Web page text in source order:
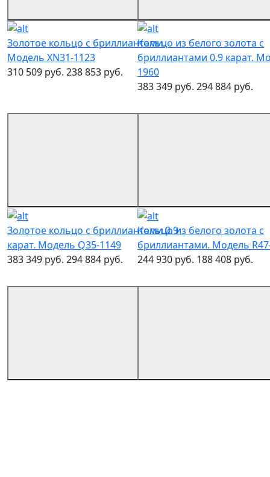
Золотое кольцо с бриллиантами.
Модель XN31-1123
310 509 руб. 238 853 руб.
Кольцо из белого золота с
бриллиантами 0.9 карат.
1960
383 349 руб. 294 884 руб.
Золотое кольцо с бриллиантами 0.9
карат. Модель Q35-1149
383 349 руб. 294 884 руб.
Кольцо из белого золота с
бриллиантами. Модель
244 930 руб. 188 408 руб.